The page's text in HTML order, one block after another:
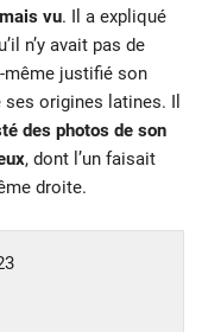
vu. Il a expliqué
n’y avait pas de
même justifié son
origines latines. Il
des photos de son
, dont l’un faisait
droite.